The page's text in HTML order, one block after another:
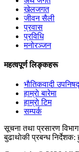
खेलजगत
जीवन सैली
प्रवास
प्रविधि
मनोरञ्जन
महत्वपूर्ण लिङ्कहरू
भाैतिकवादी
हाम्राे बारेमा
हाम्राे टिम
सम्पर्क
सूचना तथा प्रसारण
बुढाथाेकी प्रबन्ध